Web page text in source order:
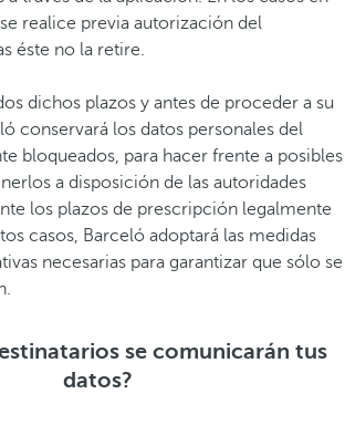
realice previa autorización del
éste no la retire.
dichos plazos y antes de proceder a su
conservará los datos personales del
bloqueados, para hacer frente a posibles
a disposición de las autoridades
los plazos de prescripción legalmente
casos, Barceló adoptará las medidas
necesarias para garantizar que sólo se
se comunicarán tus
datos?